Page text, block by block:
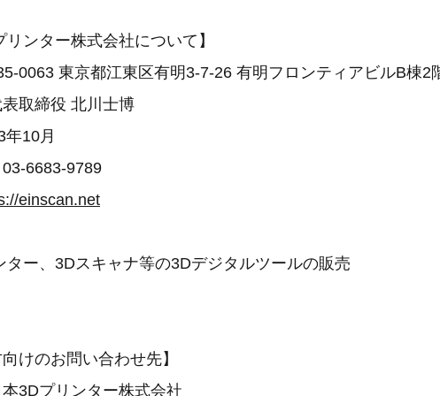
リンター株式会社について】
0063 東京都江東区有明3-7-26 有明フロンティアビルB棟2
取締役 北川士博
10月
6683-9789
einscan.net
ター、3Dスキャナ等の3Dデジタルツールの販売
向けのお問い合わせ先】
3Dプリンター株式会社